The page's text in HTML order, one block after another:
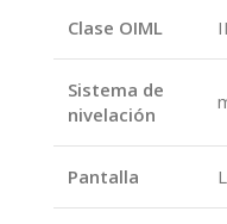
Clase OIML II
Sistema de
nivelación
Pantalla